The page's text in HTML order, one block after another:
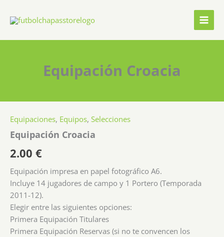
Equipación Croacia
Equipaciones, Equipos, Selecciones
Equipación Croacia
2.00 €
Equipación impresa en papel fotográfico A6.
Incluye 14 jugadores de campo y 1 Portero (Temporada
2011-12).
Elegir entre las siguientes opciones:
Primera Equipación Titulares
Primera Equipación Reservas (si no te convencen los